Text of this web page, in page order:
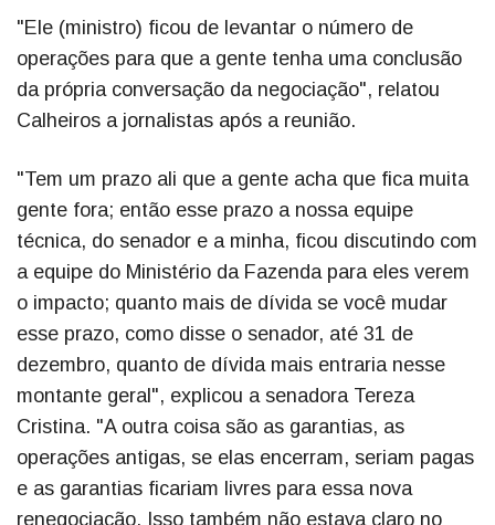
"Ele (ministro) ficou de levantar o número de
operações para que a gente tenha uma conclusão
da própria conversação da negociação", relatou
Calheiros a jornalistas após a reunião.
"Tem um prazo ali que a gente acha que fica muita
gente fora; então esse prazo a nossa equipe
técnica, do senador e a minha, ficou discutindo com
a equipe do Ministério da Fazenda para eles verem
o impacto; quanto mais de dívida se você mudar
esse prazo, como disse o senador, até 31 de
dezembro, quanto de dívida mais entraria nesse
montante geral", explicou a senadora Tereza
Cristina. "A outra coisa são as garantias, as
operações antigas, se elas encerram, seriam pagas
e as garantias ficariam livres para essa nova
renegociação. Isso também não estava claro no